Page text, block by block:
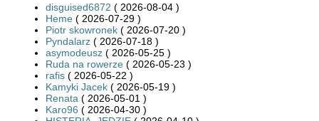
disguised6872 ( 2026-08-04 )
Heme ( 2026-07-29 )
Piotr skowronek ( 2026-07-20 )
Pyndalarz ( 2026-07-18 )
asymodeusz ( 2026-05-25 )
Ruda na rowerze ( 2026-05-23 )
rafis ( 2026-05-22 )
Kamyki Jacek ( 2026-05-19 )
Renata ( 2026-05-01 )
Karo96 ( 2026-04-30 )